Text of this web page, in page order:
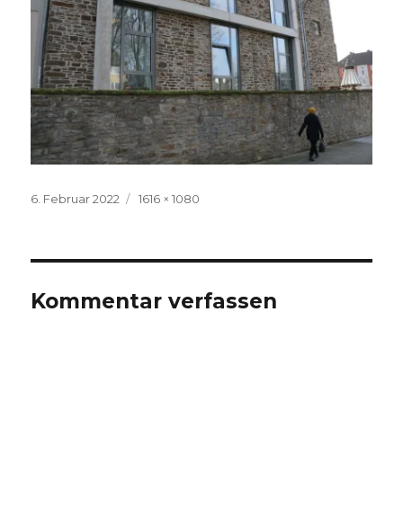
Veröffentlicht
6. Februar 2022
Volle
1616 × 1080
Kommentar verfassen